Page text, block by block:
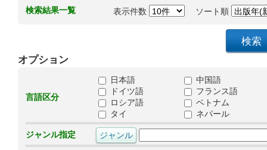
検索結果一覧 表示件数 ソート順
オプション
言語区分
日本語
中国語
ドイツ語
フランス語
ロシア語
ベトナム
タイ
ネパール
ジャンル指定